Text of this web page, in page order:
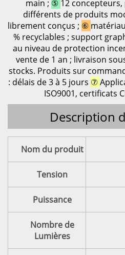
main ; ⑤ 12
différents de produits
librement conçus ; ⑥
% recyclables ; support
au niveau de protection
vente de 1 an ; livraison
stocks. Produits sur
: délais de 3 à 5 jours ⑦
ISO9001, certificats
Description
Nom du produit
Tension
Puissance
Nombre de
Lumières